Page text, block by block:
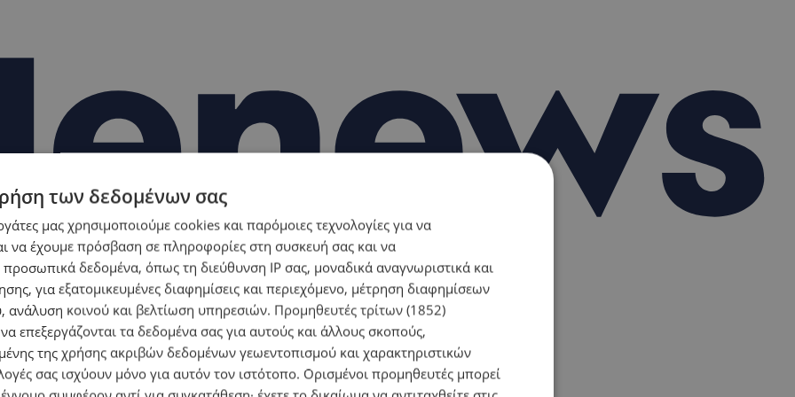
των δεδομένων σας
μας χρησιμοποιούμε cookies και παρόμοιες τεχνολογίες για να
να έχουμε πρόσβαση σε πληροφορίες στη συσκευή σας και να
προσωπικά δεδομένα, όπως τη διεύθυνση IP σας, μοναδικά αναγνωριστικά και
για εξατομικευμένες διαφημίσεις και περιεχόμενο, μέτρηση διαφημίσεων
ανάλυση κοινού και βελτίωση υπηρεσιών. Προμηθευτές τρίτων (1852)
να επεξεργάζονται τα δεδομένα σας για αυτούς και άλλους σκοπούς,
της χρήσης ακριβών δεδομένων γεωεντοπισμού και χαρακτηριστικών
σας ισχύουν μόνο για αυτόν τον ιστότοπο. Ορισμένοι προμηθευτές μπορεί